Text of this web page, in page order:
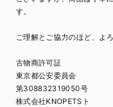
す。
ご理解とご協力のほど、よ
古物商許可証
東京都公安委員会
第308832319050号
株式会社KNOPETSト